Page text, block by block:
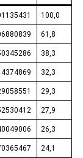
100,0
61,8
38,3
32,3
29,3
27,9
26,3
24,1